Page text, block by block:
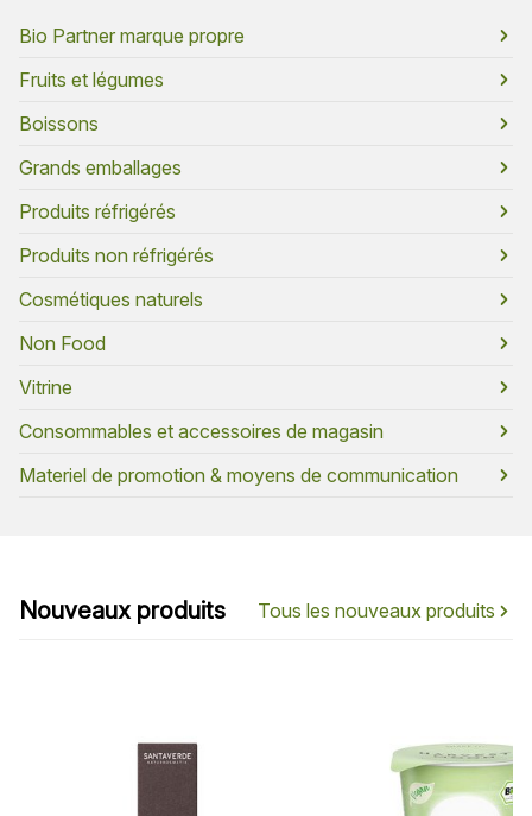
Bio Partner marque propre
Fruits et légumes
Boissons
Grands emballages
Produits réfrigérés
Produits non réfrigérés
Cosmétiques naturels
Non Food
Vitrine
Consommables et accessoires de magasin
Materiel de promotion & moyens de communication
Nouveaux produits Tous les nouveaux produits